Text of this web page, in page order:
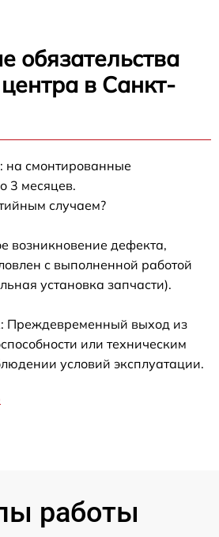
обязательства
в Санкт-
на смонтированные
3 месяцев.
случаем?
возникновение дефекта,
с выполненной работой
установка запчасти).
Преждевременный выход из
или техническим
условий эксплуатации.
работы